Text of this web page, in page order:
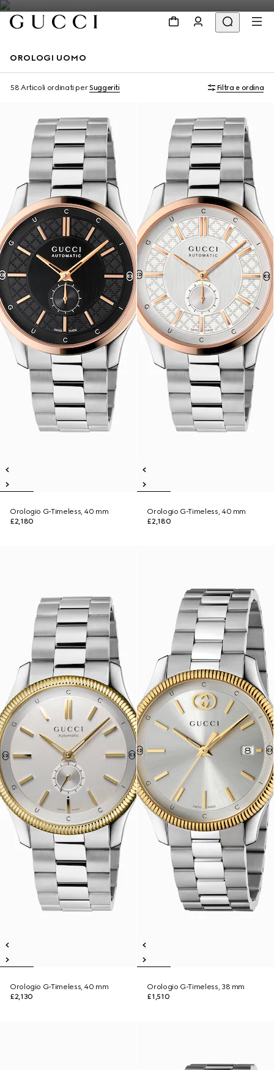
OROLOGI UOMO
58 Articoli ordinati perSuggeriti Filtra e ordina
Orologio G-Timeless, 40 mm
£2,180
Orologio G-Timeless, 40 mm
£2,180
Orologio G-Timeless, 40 mm
£2,130
Orologio G-Timeless, 38 mm
£1,510